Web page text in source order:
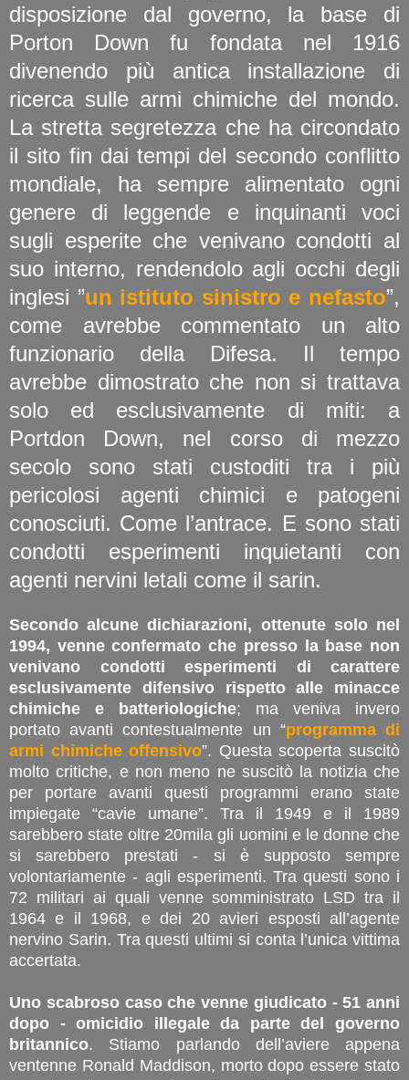
disposizione dal governo, la base di
Porton Down fu fondata nel 1916
divenendo più antica installazione di
ricerca sulle armi chimiche del mondo.
La stretta segretezza che ha circondato
il sito fin dai tempi del secondo conflitto
mondiale, ha sempre alimentato ogni
genere di leggende e inquinanti voci
sugli esperite che venivano condotti al
suo interno, rendendolo agli occhi degli
inglesi ”un istituto sinistro e nefasto”,
come avrebbe commentato un alto
funzionario della Difesa. Il tempo
avrebbe dimostrato che non si trattava
solo ed esclusivamente di miti: a
Portdon Down, nel corso di mezzo
secolo sono stati custoditi tra i più
pericolosi agenti chimici e patogeni
conosciuti. Come l’antrace. E sono stati
condotti esperimenti inquietanti con
agenti nervini letali come il sarin.
Secondo alcune dichiarazioni, ottenute solo nel
1994, venne confermato che presso la base non
venivano condotti esperimenti di carattere
esclusivamente difensivo rispetto alle minacce
chimiche e batteriologiche; ma veniva invero
portato avanti contestualmente un “programma di
armi chimiche offensivo”. Questa scoperta suscitò
molto critiche, e non meno ne suscitò la notizia che
per portare avanti questi programmi erano state
impiegate “cavie umane”. Tra il 1949 e il 1989
sarebbero state oltre 20mila gli uomini e le donne che
si sarebbero prestati - si è supposto sempre
volontariamente - agli esperimenti. Tra questi sono i
72 militari ai quali venne somministrato LSD tra il
1964 e il 1968, e dei 20 avieri esposti all’agente
nervino Sarin. Tra questi ultimi si conta l’unica vittima
accertata.
Uno scabroso caso che venne giudicato - 51 anni
dopo - omicidio illegale da parte del governo
britannico. Stiamo parlando dell’aviere appena
ventenne Ronald Maddison, morto dopo essere stato